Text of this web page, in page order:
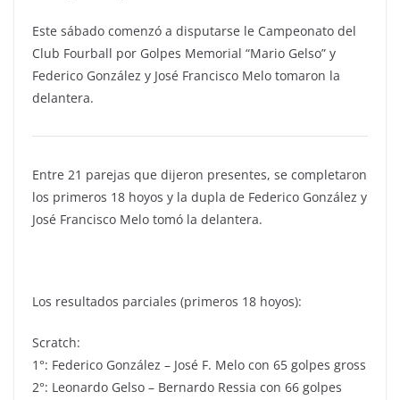
Este sábado comenzó a disputarse le Campeonato del
Club Fourball por Golpes Memorial “Mario Gelso” y
Federico González y José Francisco Melo tomaron la
delantera.
Entre 21 parejas que dijeron presentes, se completaron
los primeros 18 hoyos y la dupla de Federico González y
José Francisco Melo tomó la delantera.
Los resultados parciales (primeros 18 hoyos):
Scratch:
1°: Federico González – José F. Melo con 65 golpes gross
2°: Leonardo Gelso – Bernardo Ressia con 66 golpes